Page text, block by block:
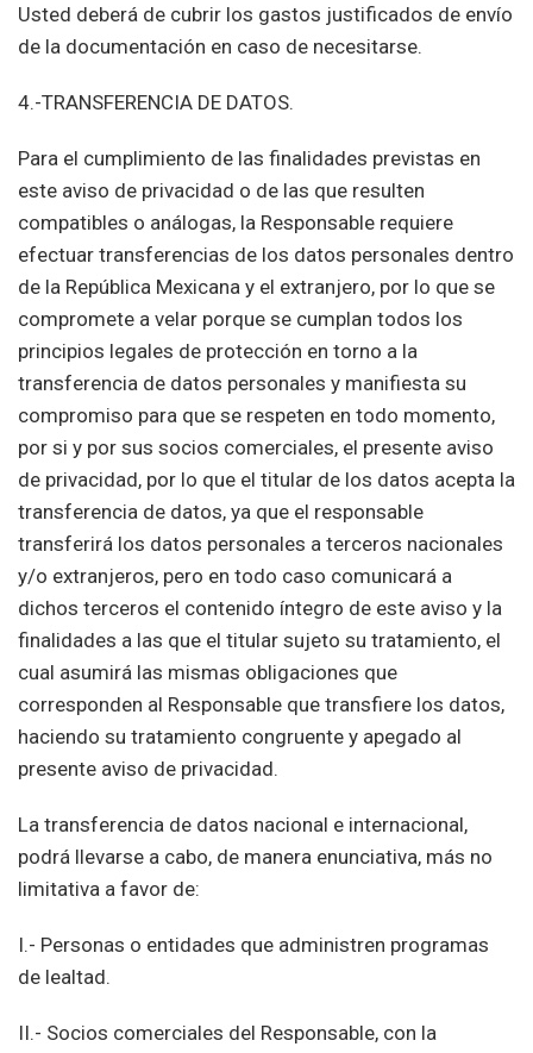
Usted deberá de cubrir los gastos justificados de envío
de la documentación en caso de necesitarse.
4.-TRANSFERENCIA DE DATOS.
Para el cumplimiento de las finalidades previstas en
este aviso de privacidad o de las que resulten
compatibles o análogas, la Responsable requiere
efectuar transferencias de los datos personales dentro
de la República Mexicana y el extranjero, por lo que se
compromete a velar porque se cumplan todos los
principios legales de protección en torno a la
transferencia de datos personales y manifiesta su
compromiso para que se respeten en todo momento,
por si y por sus socios comerciales, el presente aviso
de privacidad, por lo que el titular de los datos acepta la
transferencia de datos, ya que el responsable
transferirá los datos personales a terceros nacionales
y/o extranjeros, pero en todo caso comunicará a
dichos terceros el contenido íntegro de este aviso y la
finalidades a las que el titular sujeto su tratamiento, el
cual asumirá las mismas obligaciones que
corresponden al Responsable que transfiere los datos,
haciendo su tratamiento congruente y apegado al
presente aviso de privacidad.
La transferencia de datos nacional e internacional,
podrá llevarse a cabo, de manera enunciativa, más no
limitativa a favor de:
I.- Personas o entidades que administren programas
de lealtad.
II.- Socios comerciales del Responsable, con la